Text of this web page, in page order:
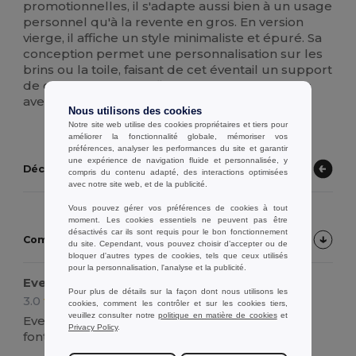
promotionnelles, il s'adapte aussi bien à un usage
personnel qu'à la revente en gros. En version
vierge, il affiche un style minimaliste et épuré. Sa
conception permet une personnalisation sur les
brins ou la toile, faisant de cet éventail un support
de communication efficace. Disponible en vrac
avec des tarifs dégressifs.
Découvrez d'autres produits
Commentaires Clients sur le Produit
Eventail bambou tres simple
3.0
Avis par Anne Gaelle M.
Eventails tres simplistes, un peu tchip mais qui
font le job.
Nous utilisons des cookies
Notre site web utilise des cookies propriétaires et tiers pour
améliorer la fonctionnalité globale, mémoriser vos
préférences, analyser les performances du site et garantir
une expérience de navigation fluide et personnalisée, y
compris du contenu adapté, des interactions optimisées
avec notre site web, et de la publicité.
Vous pouvez gérer vos préférences de cookies à tout
moment. Les cookies essentiels ne peuvent pas être
désactivés car ils sont requis pour le bon fonctionnement
du site. Cependant, vous pouvez choisir d’accepter ou de
bloquer d'autres types de cookies, tels que ceux utilisés
pour la personnalisation, l'analyse et la publicité.
Pour plus de détails sur la façon dont nous utilisons les
cookies, comment les contrôler et sur les cookies tiers,
veuillez consulter notrepolitique en matière de cookieset
Privacy Policy.